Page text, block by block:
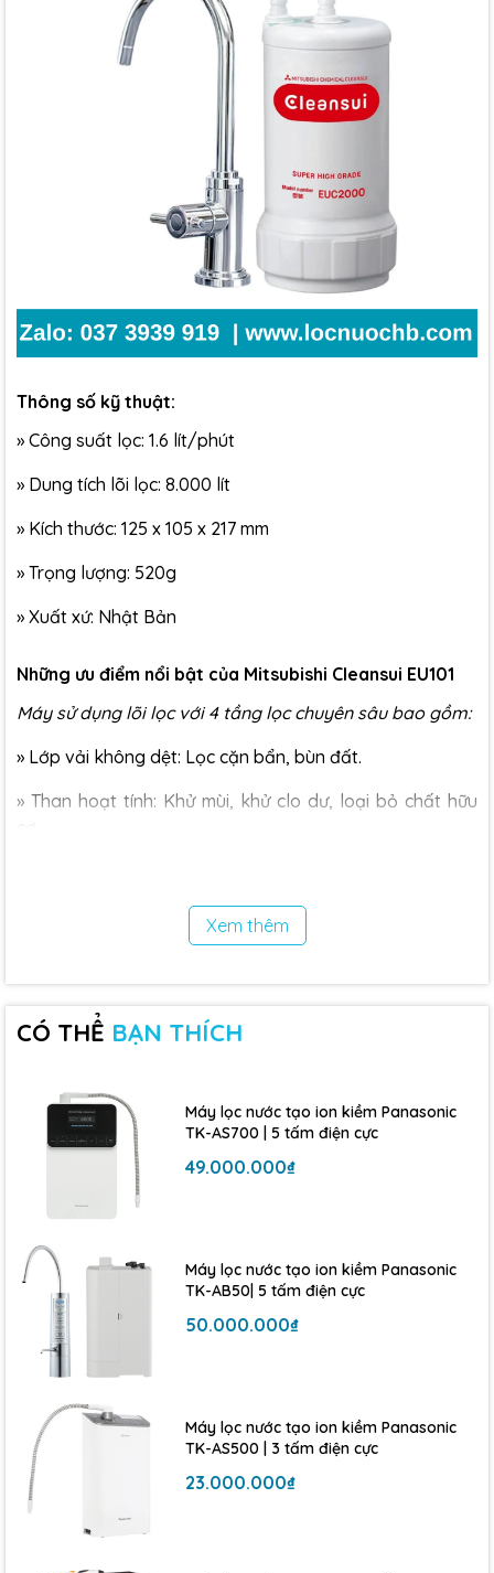
Thông số kỹ thuật:
» Công suất lọc: 1.6 lít/phút
» Dung tích lõi lọc: 8.000 lít
» Kích thước: 125 x 105 x 217 mm
» Trọng lượng: 520g
» Xuất xứ: Nhật Bản
Những ưu điểm nổi bật của Mitsubishi Cleansui EU101
Máy sử dụng lõi lọc với 4 tầng lọc chuyên sâu bao gồm:
» Lớp vải không dệt: Lọc cặn bẩn, bùn đất.
» Than hoạt tính: Khử mùi, khử clo dư, loại bỏ chất hữu
Màng lọc sợi rỗng: Lọc vi khuẩn, vi sinh vật, vi nhựa,
Không dùng điện – Không nước thải
máy lọc nước RO
thông thường.
Thiết kế nhỏ gọn, lắp đặt dễ dàng
Kích thước gọn nhẹ, phù hợp với mọi không gian bếp.
Dễ dàng lắp đặt tại đầu vòi, không cần can thiệp vào hệ
thống ống nước.
Tuổi thọ lõi lọc cao
Lõi lọc EUC2000 sử dụng được đến
Lợi ích khi sử dụng Mitsubishi Cleansui EU101
»Nguồn nước uống trực tiếp, đạt chuẩn an toàn của Bộ
Y tế Nhật Bản.
Xem thêm
CÓ THỂ BẠN THÍCH
Máy lọc nước tạo ion kiềm Panasonic
TK-AS700 | 5 tấm điện cực
49.000.000₫
Máy lọc nước tạo ion kiềm Panasonic
TK-AB50| 5 tấm điện cực
50.000.000₫
Máy lọc nước tạo ion kiềm Panasonic
TK-AS500 | 3 tấm điện cực
23.000.000₫